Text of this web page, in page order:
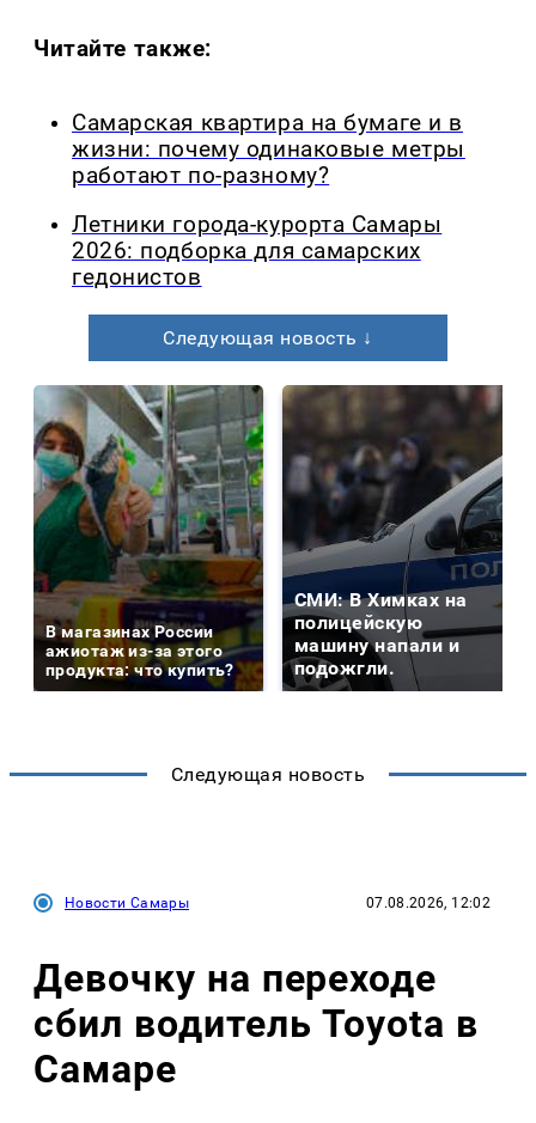
Читайте также:
Самарская квартира на бумаге и в
жизни: почему одинаковые метры
работают по-разному?
Летники города-курорта Самары
2026: подборка для самарских
гедонистов
Следующая новость ↓
В магазинах России
ажиотаж из-за этого
продукта: что купить?
СМИ: В Химках на
полицейскую
машину напали и
подожгли.
Следующая новость
Новости Самары 07.08.2026, 12:02
Девочку на переходе
сбил водитель Toyota в
Самаре